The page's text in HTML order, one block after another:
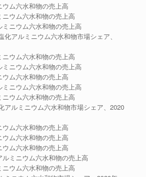
ウム六水和物の売上高
ニウム六水和物の売上高
ミニウム六水和物の売上高
化アルミニウム六水和物市場シェア、
ニウム六水和物の売上高
ミニウム六水和物の売上高
ウム六水和物の売上高
ミニウム六水和物の売上高
ニウム六水和物の売上高
アルミニウム六水和物市場シェア、2020
ウム六水和物の売上高
ウム六水和物の売上高
ウム六水和物の売上高
ルミニウム六水和物の売上高
ニウム六水和物の売上高